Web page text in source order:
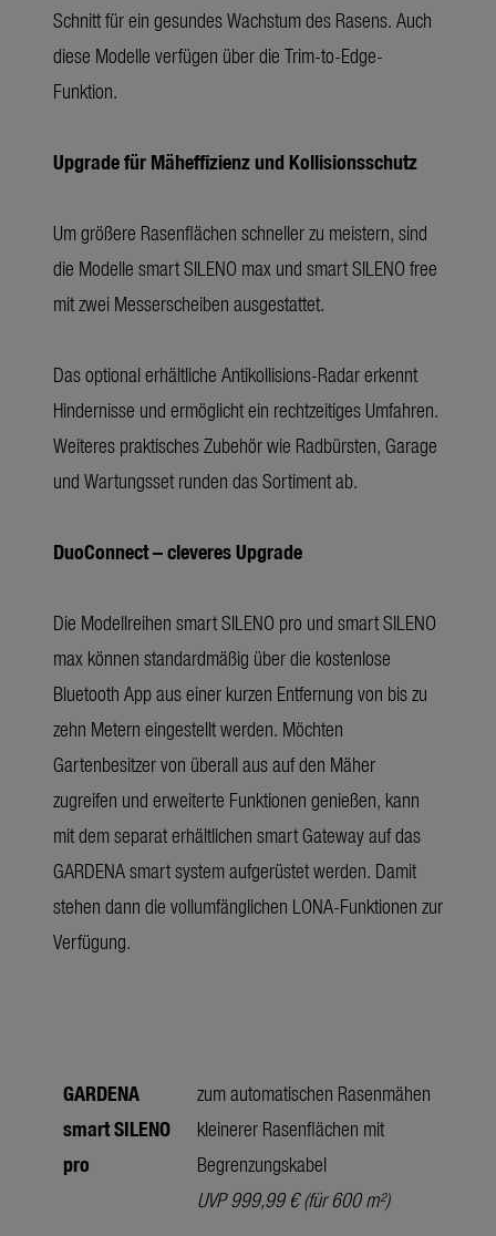
Schnitt für ein gesundes Wachstum des Rasens. Auch
diese Modelle verfügen über die Trim-to-Edge-
Funktion.
Upgrade für Mäheffizienz und Kollisionsschutz
Um größere Rasenflächen schneller zu meistern, sind
die Modelle smart SILENO max und smart SILENO free
mit zwei Messerscheiben ausgestattet.
Das optional erhältliche Antikollisions-Radar erkennt
Hindernisse und ermöglicht ein rechtzeitiges Umfahren.
Weiteres praktisches Zubehör wie Radbürsten, Garage
und Wartungsset runden das Sortiment ab.
DuoConnect – cleveres Upgrade
Die Modellreihen smart SILENO pro und smart SILENO
max können standardmäßig über die kostenlose
Bluetooth App aus einer kurzen Entfernung von bis zu
zehn Metern eingestellt werden. Möchten
Gartenbesitzer von überall aus auf den Mäher
zugreifen und erweiterte Funktionen genießen, kann
mit dem separat erhältlichen smart Gateway auf das
GARDENA smart system aufgerüstet werden. Damit
stehen dann die vollumfänglichen LONA-Funktionen zur
Verfügung.
GARDENA
smart SILENO
pro
zum automatischen Rasenmähen
kleinerer Rasenflächen mit
Begrenzungskabel
UVP 999,99 € (für 600 m²)